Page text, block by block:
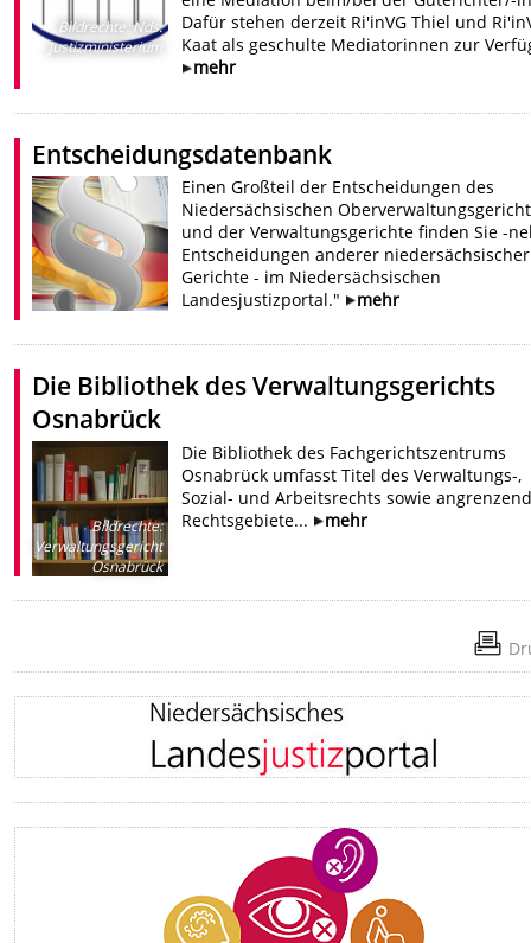
Bildrechte: Nds.
Justizministerium
Dafür stehen derzeit Ri'inVG Thiel und
Kaat als geschulte Mediatorinnen zur
mehr
Entscheidungsdatenbank
Einen Großteil der Entscheidungen des
Niedersächsischen
und der Verwaltungsgerichte finden Sie -
Entscheidungen anderer niedersächsischer
Gerichte - im Niedersächsischen
Landesjustizportal."
mehr
Die Bibliothek des Verwaltungsgerichts
Osnabrück
Bildrechte:
Verwaltungsgericht
Osnabrück
Die Bibliothek des Fachgerichtszentrums
Osnabrück umfasst Titel des Verwaltungs-,
Sozial- und Arbeitsrechts sowie
Rechtsgebiete...
mehr